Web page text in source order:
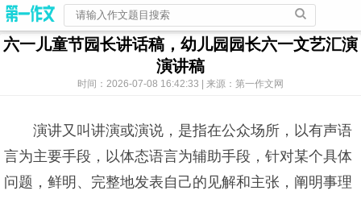
六一儿童节园长讲话稿，幼儿园园长六一文艺汇演
演讲稿
时间：2026-07-08 16:42:33 | 来源：第一作文网
演讲又叫讲演或演说，是指在公众场所，以有声语
言为主要手段，以体态语言为辅助手段，针对某个具体
问题，鲜明、完整地发表自己的见解和主张，阐明事理